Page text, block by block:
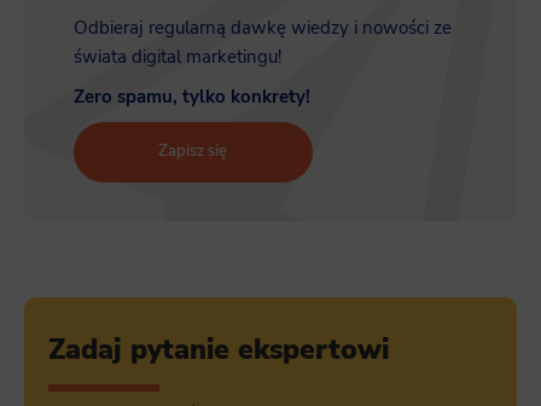
Odbieraj regularną dawkę wiedzy i nowości ze
świata digital marketingu!
Zero spamu, tylko konkrety!
Zapisz się
Zadaj pytanie ekspertowi